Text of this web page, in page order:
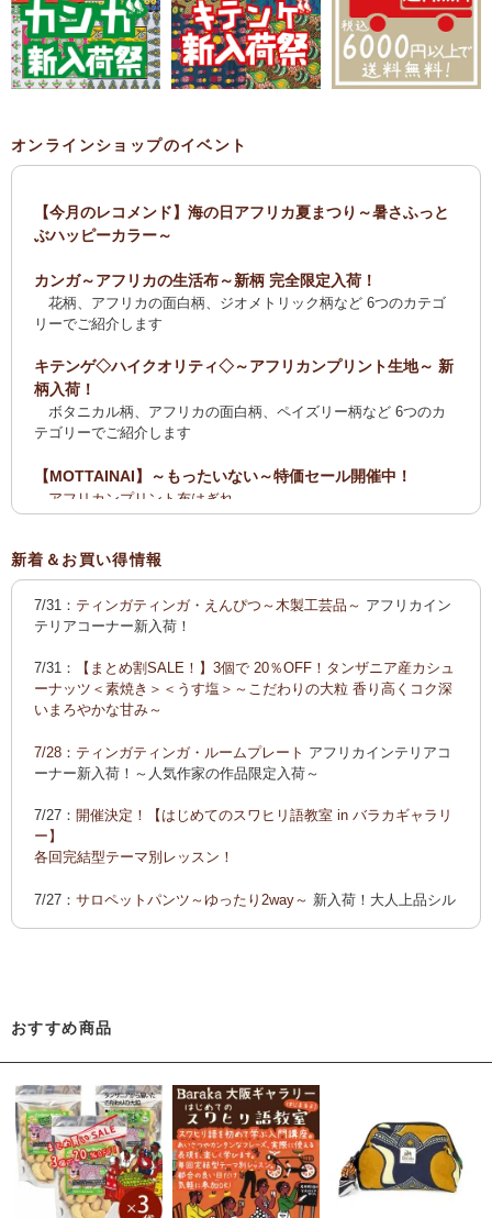
オンラインショップのイベント
【今月のレコメンド】海の日アフリカ夏まつり～暑さふっと
ぶハッピーカラー～
カンガ～アフリカの生活布～新柄 完全限定入荷！
花柄、アフリカの面白柄、ジオメトリック柄など 6つのカテゴ
リーでご紹介します
キテンゲ◇ハイクオリティ◇～アフリカンプリント生地～ 新
柄入荷！
ボタニカル柄、アフリカの面白柄、ペイズリー柄など 6つのカ
テゴリーでご紹介します
【MOTTAINAI】～もったいない～特価セール開催中！
アフリカンプリント布はぎれ
ティンガティンガ・アート【会員様シークレットセール】ワケ
【全国送料無料サービス】タンザニア産コーヒー・紅茶・ス
パイス・デーツ・乳香・モリンガ・書籍
2025新刊！「アフリカのむかしばなし〈全3巻〉」
カンガ～アフリカの生活布～ 新柄入荷！〈大判復刻版〉入
荷！
花柄、アフリカの面白柄、ジオメトリック柄など5つのカテゴリ
カンガ 会員様お買い得！
カンガ 人気柄が限定数再入荷！
限
定生産記念カンガ 会員セール中！
「ポイントカーニバル」開催中
◆お買い上げ商品へのご感想をお送り下さると、お買い物に使
えるポイントプレゼント！詳しくは、
新着＆お買い得情報
7/31： ティンガティンガ・えんぴつ～木製工芸品～ アフリカイン
テリアコーナー新入荷！
7/31：
【まとめ割SALE！】3個で 20％OFF！タンザニア産カシュ
ーナッツ＜素焼き＞＜うす塩＞～こだわりの大粒 香り高くコク深
いまろやかな甘み～
7/28： ティンガティンガ・ルームプレート アフリカインテリアコ
ーナー新入荷！～人気作家の作品限定入荷～
7/27： 開催決定！【はじめてのスワヒリ語教室 in バラカギャラリ
ー】
各回完結型テーマ別レッスン！
7/27： サロペットパンツ～ゆったり2way～ 新入荷！大人上品シル
7/21：夏休み開催決定！【アフリカンワークショップ in バラカギ
ャラリー】
「ティンガティンガ・うちわ作り」 「ティンガティンガを描こ
う」
7/21：リバーシブルB4トートバッグ新入荷！
おすすめ商品